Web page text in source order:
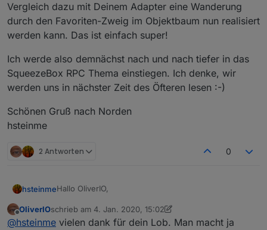
Vergleich dazu mit Deinem Adapter eine Wanderung
durch den Favoriten-Zweig im Objektbaum nun realisiert
werden kann. Das ist einfach super!
Ich werde also demnächst nach und nach tiefer in das
SqueezeBox RPC Thema einstiegen. Ich denke, wir
werden uns in nächster Zeit des Öfteren lesen :-)
Schönen Gruß nach Norden
hsteinme
2 Antworten 0
hsteinmeHallo OliverIO,
seit über 12 Jahren bin ich ein bekennender
SqueezeBox-Anhänger. Ich hatte oder habe noch die
Offline
OliverIOschrieb am 4. Jan. 2020, 15:02
zuletzt editiert von OliverIO1. Apr. 2020, 17:38
@hsteinme vielen dank für dein Lob. Man macht ja